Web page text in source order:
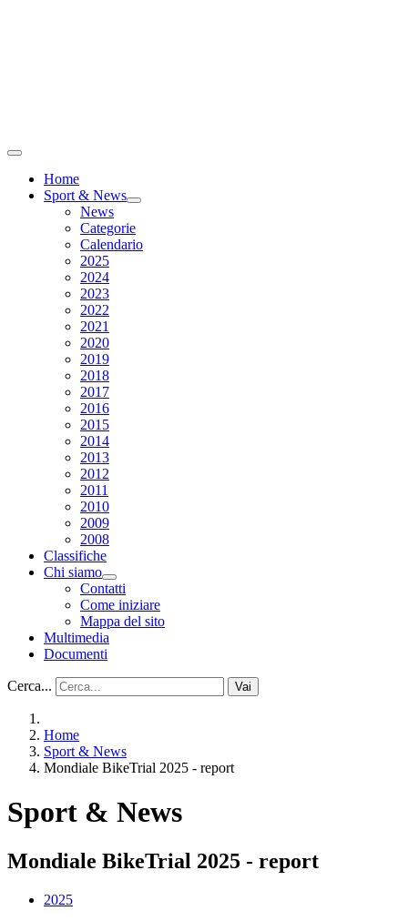
Home
Sport & News
News
Categorie
Calendario
2025
2024
2023
2022
2021
2020
2019
2018
2017
2016
2015
2014
2013
2012
2011
2010
2009
2008
Classifiche
Chi siamo
Contatti
Come iniziare
Mappa del sito
Multimedia
Documenti
Cerca... Vai
Home
Sport & News
Mondiale BikeTrial 2025 - report
Sport & News
Mondiale BikeTrial 2025 - report
2025